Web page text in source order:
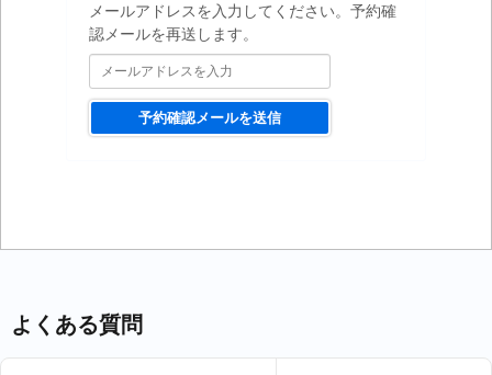
メールアドレスを入力してください。予約確
認メールを再送します。
予約確認メールを送信
よくある質問